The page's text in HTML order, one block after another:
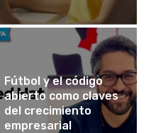
Fútbol y el código
abierto como claves
del crecimiento
empresarial